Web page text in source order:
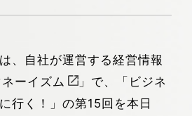
、自社が運営する経営情報
ーイズム
」で、「ビジネ
行く！」の第15回を本日